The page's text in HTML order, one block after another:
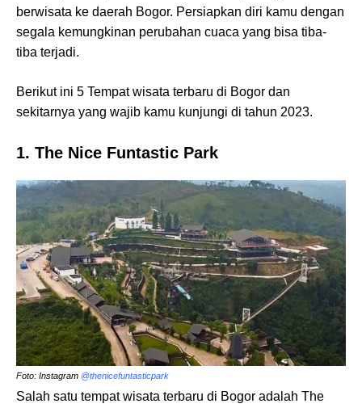
berwisata ke daerah Bogor. Persiapkan diri kamu dengan
segala kemungkinan perubahan cuaca yang bisa tiba-
tiba terjadi.
Berikut ini 5 Tempat wisata terbaru di Bogor dan
sekitarnya yang wajib kamu kunjungi di tahun 2023.
1. The Nice Funtastic Park
Foto: Instagram @thenicefuntasticpark
Salah satu tempat wisata terbaru di Bogor adalah The